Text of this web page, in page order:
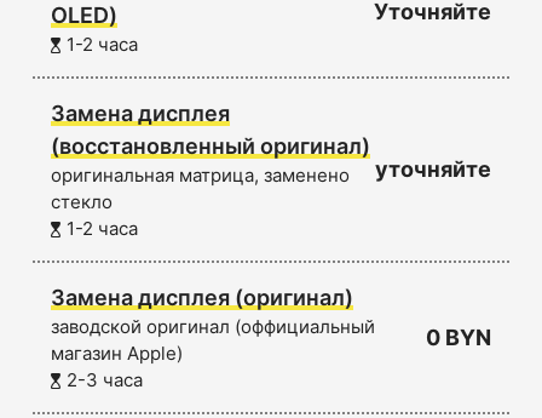
OLED)
1-2 часа
Уточняйте
Замена дисплея
(восстановленный оригинал)
оригинальная матрица, заменено
стекло
1-2 часа
уточняйте
Замена дисплея (оригинал)
заводской оригинал (оффициальный
магазин Apple)
2-3 часа
0 BYN